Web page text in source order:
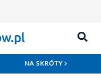
NA SKRÓTY